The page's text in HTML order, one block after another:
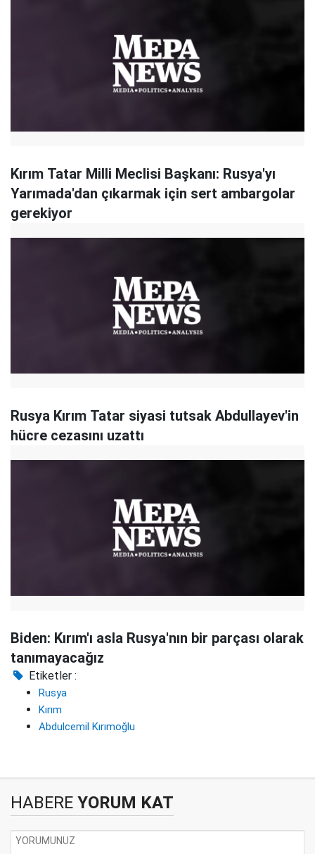
Kırım Tatar Milli Meclisi Başkanı: Rusya'yı
Yarımada'dan çıkarmak için sert ambargolar
gerekiyor
Rusya Kırım Tatar siyasi tutsak Abdullayev'in
hücre cezasını uzattı
Biden: Kırım'ı asla Rusya'nın bir parçası olarak
tanımayacağız
Etiketler :
Rusya
Kırım
Abdulcemil Kırımoğlu
HABERE YORUM KAT